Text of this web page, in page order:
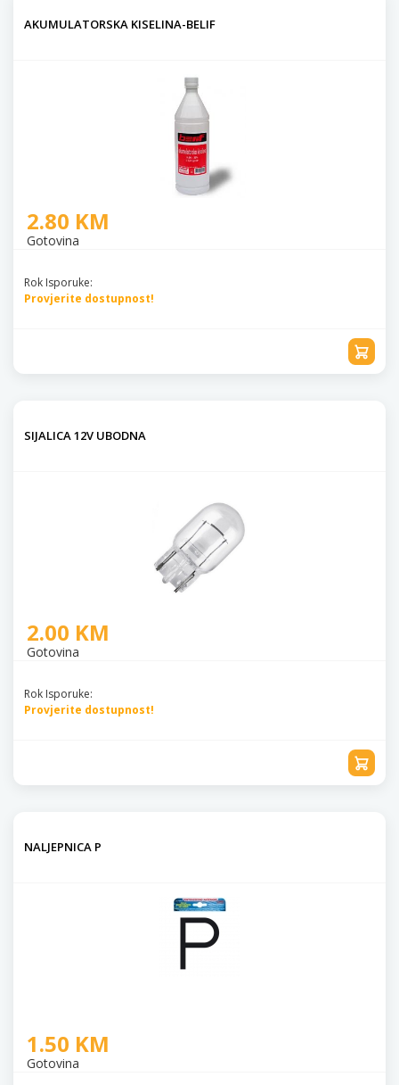
AKUMULATORSKA KISELINA-BELIF
2.80 KM
Gotovina
Rok Isporuke:
Provjerite dostupnost!
SIJALICA 12V UBODNA
2.00 KM
Gotovina
Rok Isporuke:
Provjerite dostupnost!
NALJEPNICA P
1.50 KM
Gotovina